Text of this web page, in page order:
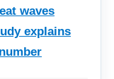
waves
explains